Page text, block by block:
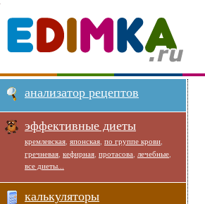
анализатор рецептов
эффективные диеты
кремлевская японская по группе крови
гречневая кефирная протасова лечебные
все диеты...
калькуляторы